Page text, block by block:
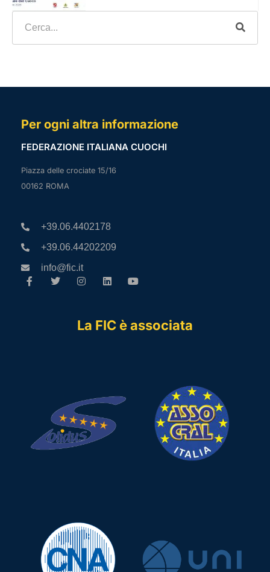
Per ogni altra informazione
FEDERAZIONE ITALIANA CUOCHI
Piazza delle crociate 15/16
00162 ROMA
+39.06.4402178
+39.06.44202209
info@fic.it
La FIC è associata